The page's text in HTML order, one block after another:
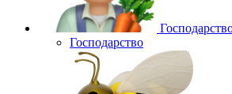
Господарство